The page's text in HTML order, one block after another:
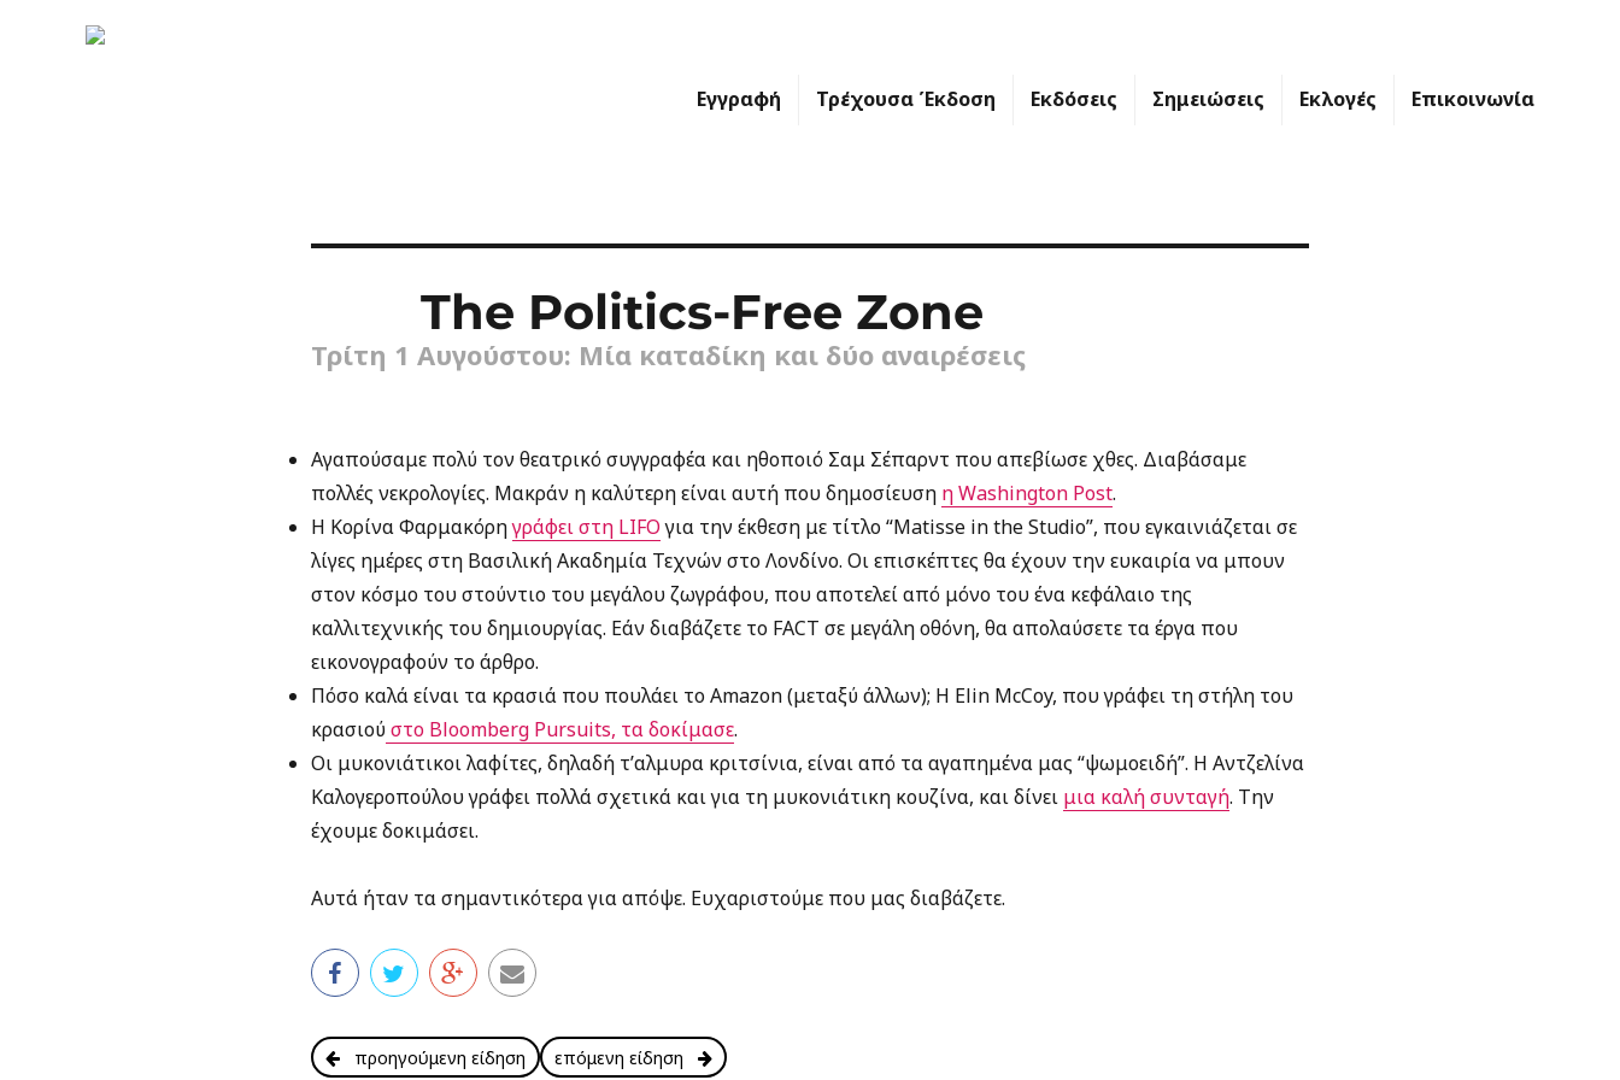
Εγγραφή Τρέχουσα Έκδοση Εκδόσεις Σημειώσεις Εκλογές Επικοινωνία
The Politics-Free Zone
Τρίτη 1 Αυγούστου: Μία καταδίκη και δύο αναιρέσεις
Αγαπούσαμε πολύ τον θεατρικό συγγραφέα και ηθοποιό Σαμ Σέπαρντ που απεβίωσε χθες. Διαβάσαμε
πολλές νεκρολογίες. Μακράν η καλύτερη είναι αυτή που δημοσίευση η Washington Post.
H Κορίνα Φαρμακόρηγράφει στη LIFOγια την έκθεση με τίτλο “Matisse in the Studio”, που εγκαινιάζεται σε
λίγες ημέρες στη Βασιλική Ακαδημία Τεχνών στο Λονδίνο. Οι επισκέπτες θα έχουν την ευκαιρία να μπουν
στον κόσμο του στούντιο του μεγάλου ζωγράφου, που αποτελεί από μόνο του ένα κεφάλαιο της
καλλιτεχνικής του δημιουργίας. Εάν διαβάζετε το FACT σε μεγάλη οθόνη, θα απολαύσετε τα έργα που
εικονογραφούν το άρθρο.
Πόσο καλά είναι τα κρασιά που πουλάει το Amazon (μεταξύ άλλων); Η Elin McCoy, που γράφει τη στήλη του
κρασιού στο Bloomberg Pursuits, τα δοκίμασε.
Οι μυκονιάτικοι λαφίτες, δηλαδή τ’αλμυρα κριτσίνια, είναι από τα αγαπημένα μας “ψωμοειδή”. Η Αντζελίνα
Καλογεροπούλου γράφει πολλά σχετικά και για τη μυκονιάτικη κουζίνα, και δίνει μια καλή συνταγή. Την
έχουμε δοκιμάσει.
Αυτά ήταν τα σημαντικότερα για απόψε. Ευχαριστούμε που μας διαβάζετε.
προηγούμενη είδηση επόμενη είδηση